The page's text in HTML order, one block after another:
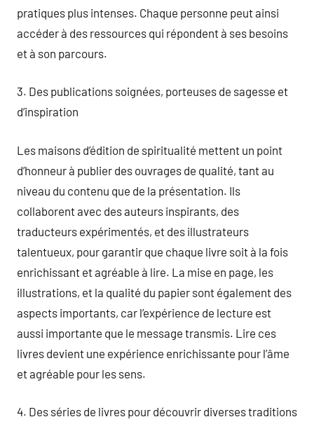
pratiques plus intenses. Chaque personne peut ainsi
accéder à des ressources qui répondent à ses besoins
et à son parcours.
3. Des publications soignées, porteuses de sagesse et
d’inspiration
Les maisons d’édition de spiritualité mettent un point
d’honneur à publier des ouvrages de qualité, tant au
niveau du contenu que de la présentation. Ils
collaborent avec des auteurs inspirants, des
traducteurs expérimentés, et des illustrateurs
talentueux, pour garantir que chaque livre soit à la fois
enrichissant et agréable à lire. La mise en page, les
illustrations, et la qualité du papier sont également des
aspects importants, car l’expérience de lecture est
aussi importante que le message transmis. Lire ces
livres devient une expérience enrichissante pour l’âme
et agréable pour les sens.
4. Des séries de livres pour découvrir diverses traditions